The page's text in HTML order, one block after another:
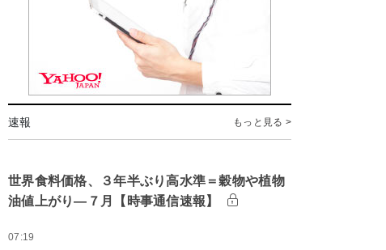
速報 もっと見る >
世界食料価格、３年半ぶり高水準＝穀物や植物
油値上がり―７月【時事通信速報】
07:19